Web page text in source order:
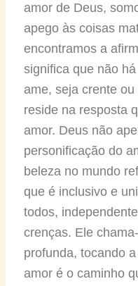
amor de Deus,
apego às coisas
encontramos a
significa que não
ame, seja crente
reside na resposta
amor. Deus não
personificação do
beleza no mundo
que é inclusivo e
todos,
crenças. Ele
profunda, tocando
amor é o caminho